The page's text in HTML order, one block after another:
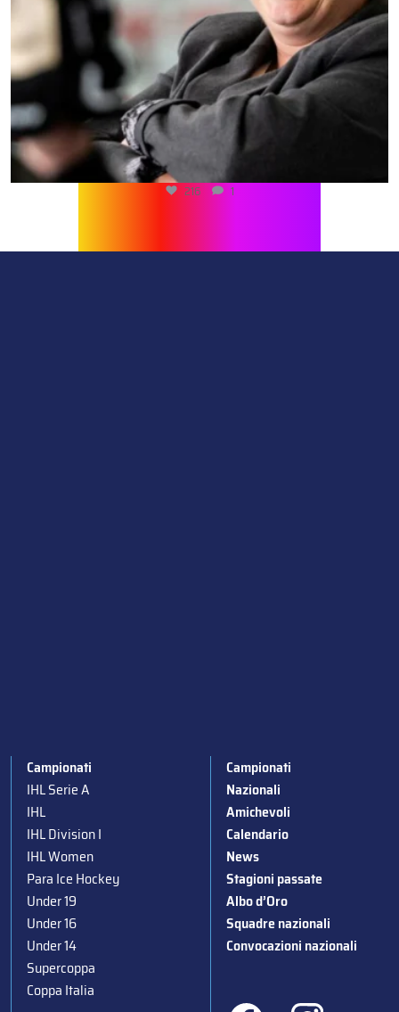
216 1
Campionati
IHL Serie A
IHL
IHL Division I
IHL Women
Para Ice Hockey
Under 19
Under 16
Under 14
Supercoppa
Coppa Italia
Campionati
Nazionali
Amichevoli
Calendario
News
Stagioni passate
Albo d’Oro
Squadre nazionali
Convocazioni nazionali